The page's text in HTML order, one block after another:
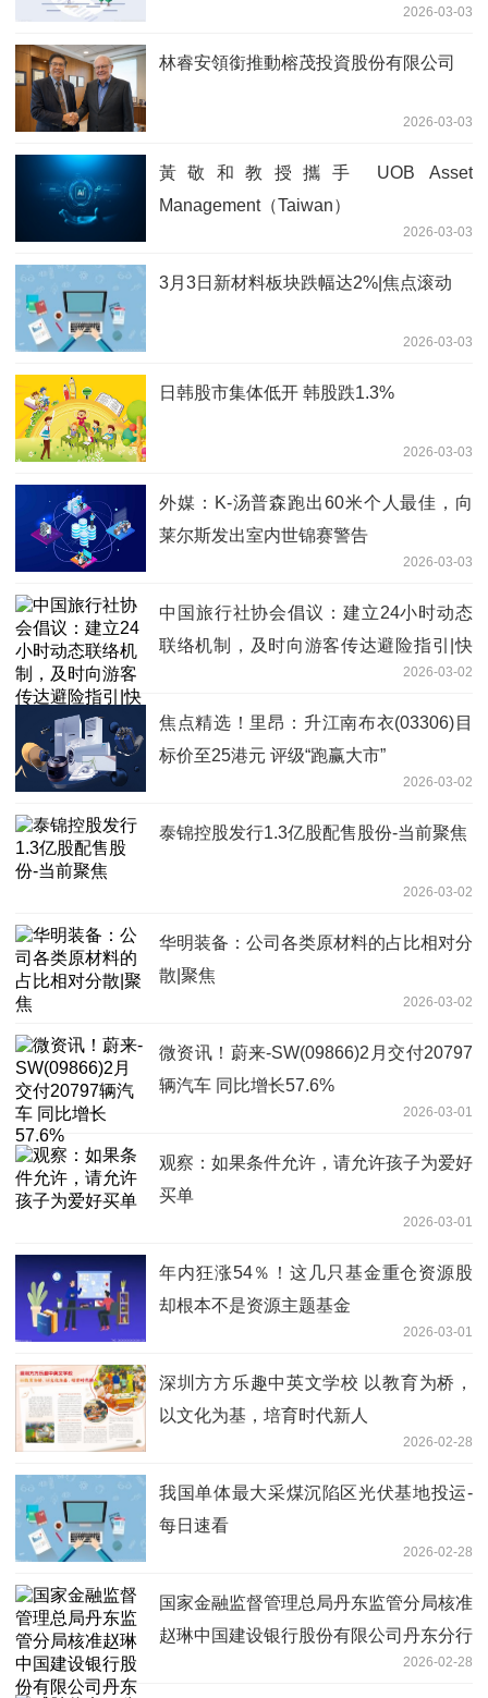
2026-03-03
林睿安領銜推動榕茂投資股份有限公司
2026-03-03
黃敬和教授攜手 UOB Asset
Management（Taiwan）
2026-03-03
3月3日新材料板块跌幅达2%|焦点滚动
2026-03-03
日韩股市集体低开 韩股跌1.3%
2026-03-03
外媒：K-汤普森跑出60米个人最佳，向
莱尔斯发出室内世锦赛警告
2026-03-03
中国旅行社协会倡议：建立24小时动态
联络机制，及时向游客传达避险指引|快
2026-03-02
焦点精选！里昂：升江南布衣(03306)目
标价至25港元 评级“跑赢大市”
2026-03-02
泰锦控股发行1.3亿股配售股份-当前聚焦
2026-03-02
华明装备：公司各类原材料的占比相对分
散|聚焦
2026-03-02
微资讯！蔚来-SW(09866)2月交付20797
辆汽车 同比增长57.6%
2026-03-01
观察：如果条件允许，请允许孩子为爱好
买单
2026-03-01
年内狂涨54％！这几只基金重仓资源股
却根本不是资源主题基金
2026-03-01
深圳方方乐趣中英文学校 以教育为桥，
以文化为基，培育时代新人
2026-02-28
我国单体最大采煤沉陷区光伏基地投运-
每日速看
2026-02-28
国家金融监督管理总局丹东监管分局核准
赵琳中国建设银行股份有限公司丹东分行
2026-02-28